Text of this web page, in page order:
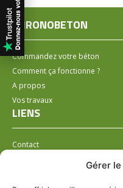
Gérer
CHRONOBETON
Commandez votre béton
Comment ça fonctionne ?
A propos
Vos travaux
LIENS
Contact